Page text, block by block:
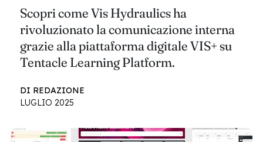
Scopri come Vis Hydraulics ha
rivoluzionato la comunicazione interna
grazie alla piattaforma digitale VIS+ su
Tentacle Learning Platform.
DI REDAZIONE
LUGLIO 2025